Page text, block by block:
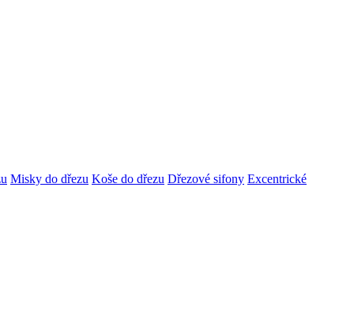
Misky do dřezu Koše do dřezu Dřezové sifony Excentrické